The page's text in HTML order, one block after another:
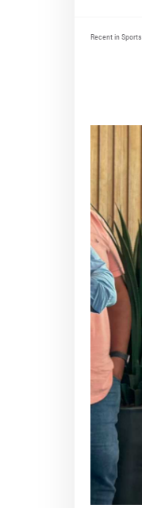
Recent in Sports